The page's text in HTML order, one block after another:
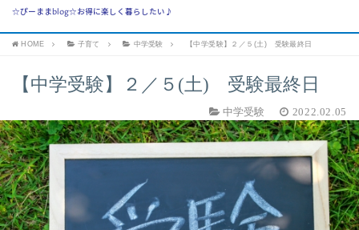
☆ぴーままblog☆お得に楽しく暮らしたい♪
HOME 子育て 中学受験 【中学受験】２／５(土) 受験最終日
【中学受験】２／５(土) 受験最終日
中学受験 2022.02.05